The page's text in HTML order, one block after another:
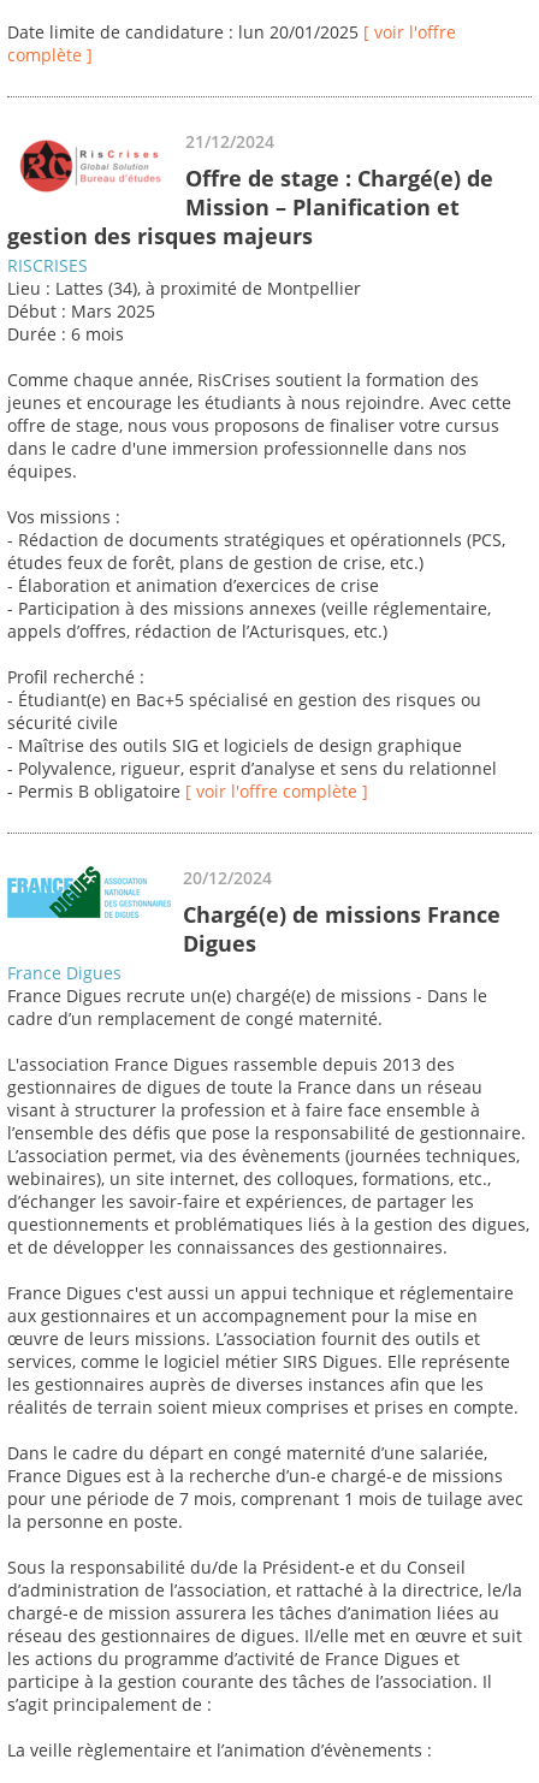
Date limite de candidature : lun 20/01/2025 [ voir l'offre
complète ]
21/12/2024
Offre de stage : Chargé(e) de
Mission – Planification et
gestion des risques majeurs
RISCRISES
Lieu : Lattes (34), à proximité de Montpellier
Début : Mars 2025
Durée : 6 mois
Comme chaque année, RisCrises soutient la formation des
jeunes et encourage les étudiants à nous rejoindre. Avec cette
offre de stage, nous vous proposons de finaliser votre cursus
dans le cadre d'une immersion professionnelle dans nos
équipes.
Vos missions :
- Rédaction de documents stratégiques et opérationnels (PCS,
études feux de forêt, plans de gestion de crise, etc.)
- Élaboration et animation d’exercices de crise
- Participation à des missions annexes (veille réglementaire,
appels d’offres, rédaction de l’Acturisques, etc.)
Profil recherché :
- Étudiant(e) en Bac+5 spécialisé en gestion des risques ou
sécurité civile
- Maîtrise des outils SIG et logiciels de design graphique
- Polyvalence, rigueur, esprit d’analyse et sens du relationnel
- Permis B obligatoire [ voir l'offre complète ]
20/12/2024
Chargé(e) de missions France
Digues
France Digues
France Digues recrute un(e) chargé(e) de missions - Dans le
cadre d’un remplacement de congé maternité.
L'association France Digues rassemble depuis 2013 des
gestionnaires de digues de toute la France dans un réseau
visant à structurer la profession et à faire face ensemble à
l’ensemble des défis que pose la responsabilité de gestionnaire.
L’association permet, via des évènements (journées techniques,
webinaires), un site internet, des colloques, formations, etc.,
d’échanger les savoir-faire et expériences, de partager les
questionnements et problématiques liés à la gestion des digues,
et de développer les connaissances des gestionnaires.
France Digues c'est aussi un appui technique et réglementaire
aux gestionnaires et un accompagnement pour la mise en
œuvre de leurs missions. L’association fournit des outils et
services, comme le logiciel métier SIRS Digues. Elle représente
les gestionnaires auprès de diverses instances afin que les
réalités de terrain soient mieux comprises et prises en compte.
Dans le cadre du départ en congé maternité d’une salariée,
France Digues est à la recherche d’un-e chargé-e de missions
pour une période de 7 mois, comprenant 1 mois de tuilage avec
la personne en poste.
Sous la responsabilité du/de la Président-e et du Conseil
d’administration de l’association, et rattaché à la directrice, le/la
chargé-e de mission assurera les tâches d’animation liées au
réseau des gestionnaires de digues. Il/elle met en œuvre et suit
les actions du programme d’activité de France Digues et
participe à la gestion courante des tâches de l’association. Il
s’agit principalement de :
La veille règlementaire et l’animation d’évènements :